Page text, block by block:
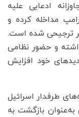
ادعایی علیه
مداخله کرده و
ترجیحی شده است.
و حضور نظامی
خود افزایش
طرفدار اسرائیل
بازگشت به